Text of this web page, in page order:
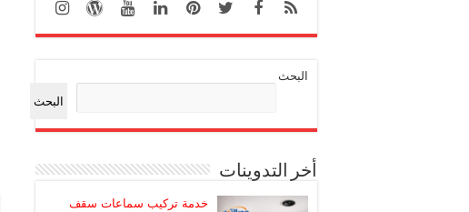
البحث
البحث
أخر التدوينات
خدمة تركيب سماعات سقف